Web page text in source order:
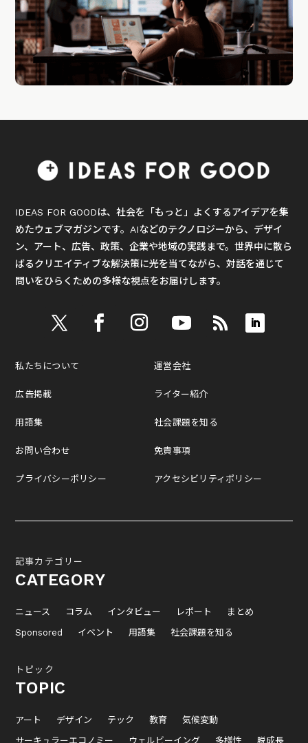
IDEAS FOR GOODは、社会を「もっと」よくするアイデアを集
めたウェブマガジンです。AIなどのテクノロジーから、デザイ
ン、アート、広告、政策、企業や地域の実践まで。世界中に散ら
ばるクリエイティブな解決策に光を当てながら、対話を通じて
問いをひらくための多様な視点をお届けします。
私たちについて
広告掲載
用語集
お問い合わせ
プライバシーポリシー
運営会社
ライター紹介
社会課題を知る
免責事項
アクセシビリティポリシー
記事カテゴリー
CATEGORY
ニュース コラム インタビュー レポート
まとめ
Sponsored
イベント 用語集 社会課題を知る
トピック
TOPIC
アート デザイン テック 教育
気候変動
サーキュラーエコノミー
ウェルビーイング 多様性 脱成長